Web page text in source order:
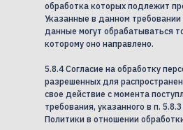
обработка которых подлежит
Указанные в данном
данные могут обрабатываться
которому оно направлено.
5.8.4 Согласие на обработку
разрешенных для
свое действие с момента
требования, указанного в п.
Политики в отношении